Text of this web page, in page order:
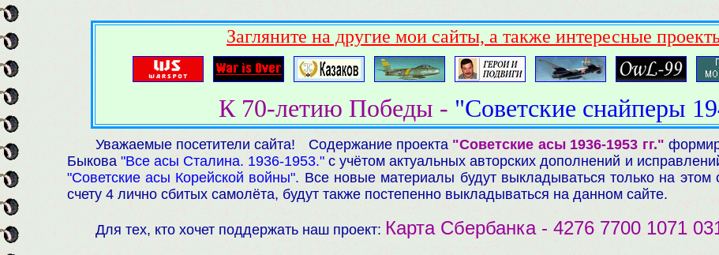
Загляните на другие мои сайты, а также интересные
К 70-летию Победы - "Советские снайперы
Уважаемые посетители сайта! Содержание проекта "Советские асы 1936-1953 гг."
Быкова "Все асы Сталина. 1936-1953."с учётом актуальных авторских дополнений и
"Советские асы Корейской войны". Все новые материалы будут выкладываться только на
счету 4 лично сбитых самолёта, будут также постепенно выкладываться на данном сайте.
Для тех, кто хочет поддержать наш проект: Карта Сбербанка - 4276 7700 1071